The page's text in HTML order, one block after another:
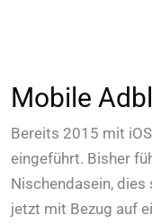
Mobile
Bereits 2015 mit
eingeführt. Bisher
Nischendasein,
jetzt mit Bezug auf